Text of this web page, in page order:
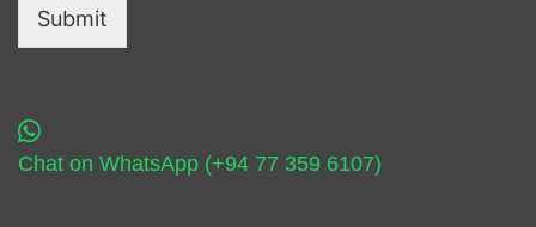
Submit
Chat on WhatsApp (+94 77 359 6107)